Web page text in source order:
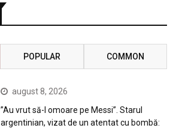
POPULAR COMMON
august 8, 2026
”Au vrut să-l omoare pe Messi”. Starul
argentinian, vizat de un atentat cu bombă: